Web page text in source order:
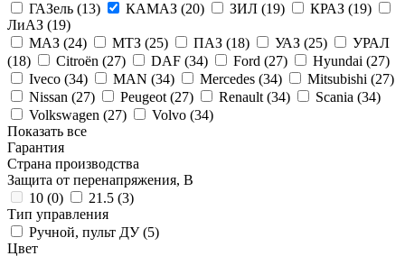
ГАЗель (13) КАМАЗ (20) ЗИЛ (19) КРАЗ (19)
ЛиАЗ (19)
МАЗ (24) МТЗ (25) ПАЗ (18) УАЗ (25)
УРАЛ
(18) Citroën (27) DAF (34) Ford (27) Hyundai (27)
Iveco (34) MAN (34) Mercedes (34) Mitsubishi (27)
Nissan (27) Peugeot (27) Renault (34) Scania (34)
Volkswagen (27) Volvo (34)
Показать все
Гарантия
Страна производства
Защита от перенапряжения, В
10 (0) 21.5 (3)
Тип управления
Ручной, пульт ДУ (5)
Цвет